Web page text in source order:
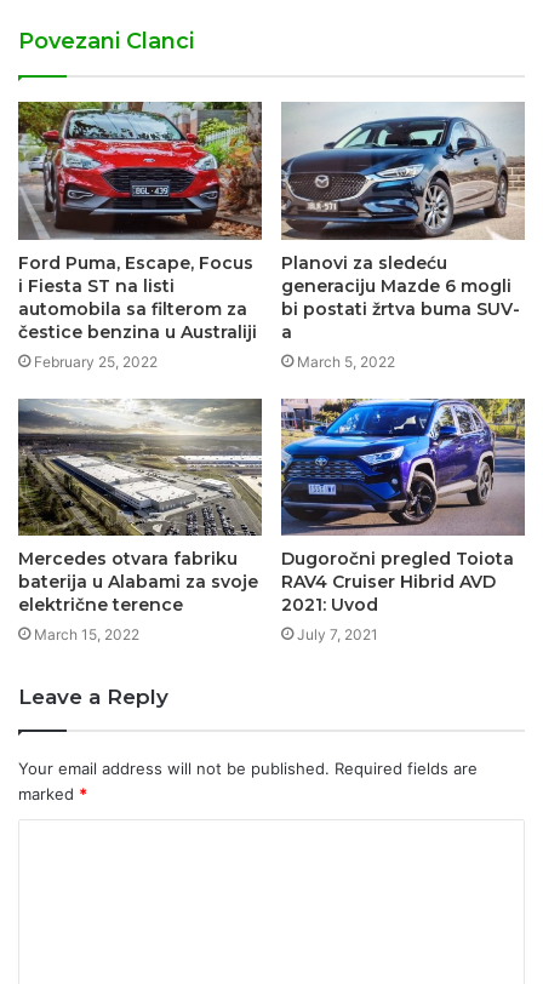
Povezani Clanci
Ford Puma, Escape, Focus
i Fiesta ST na listi
automobila sa filterom za
čestice benzina u Australiji
February 25, 2022
Planovi za sledeću
generaciju Mazde 6 mogli
bi postati žrtva buma SUV-
a
March 5, 2022
Mercedes otvara fabriku
baterija u Alabami za svoje
električne terence
March 15, 2022
Dugoročni pregled Toiota
RAV4 Cruiser Hibrid AVD
2021: Uvod
July 7, 2021
Leave a Reply
Your email address will not be published. Required fields are
marked *